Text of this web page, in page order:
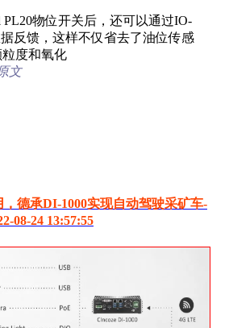
PL20物位开关后，还可以通过IO-
反馈，这样不仅省去了油位传感
度和氧化
文
德承DI-1000实现自动驾驶采矿车-
08-24 13:57:55